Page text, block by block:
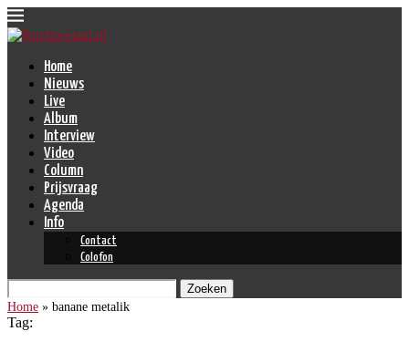
Home
Nieuws
Live
Album
Interview
Video
Column
Prijsvraag
Agenda
Info
Contact
Colofon
Zoeken
Home » banane metalik
Tag: